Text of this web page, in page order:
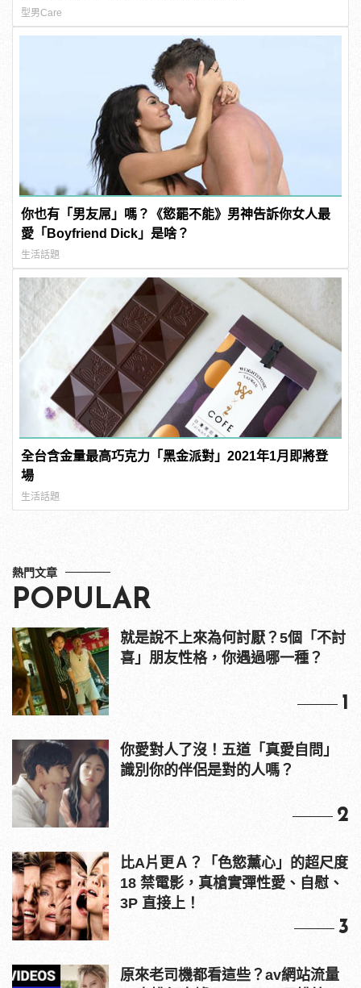
型男Care
你也有「男友屌」嗎？《慾罷不能》男神告訴你女人最
愛「Boyfriend Dick」是啥？
生活話題
全台含金量最高巧克力「黑金派對」2021年1月即將登
場
生活話題
熱門文章
POPULAR
就是說不上來為何討厭？5個「不討
喜」朋友性格，你遇過哪一種？
1
你愛對人了沒！五道「真愛自問」
識別你的伴侶是對的人嗎？
2
比A片更Ａ？「色慾薰心」的超尺度
18 禁電影，真槍實彈性愛、自慰、
3P 直接上！
3
原來老司機都看這些？av網站流量